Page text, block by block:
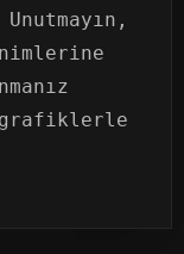
grafiklerle